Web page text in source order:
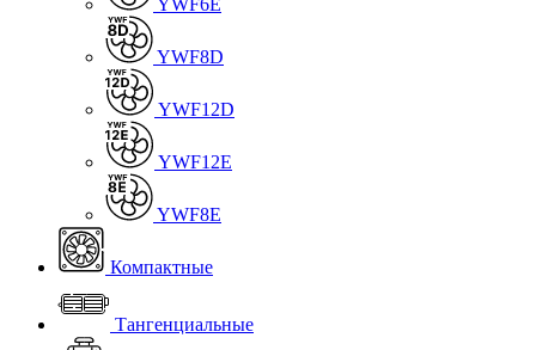
YWF6E
YWF8D
YWF12D
YWF12E
YWF8E
Компактные
Тангенциальные